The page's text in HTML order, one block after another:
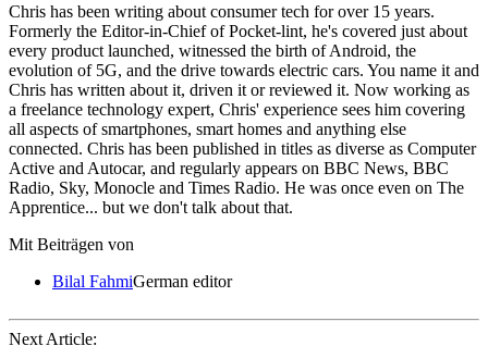
Chris has been writing about consumer tech for over 15 years.
Formerly the Editor-in-Chief of Pocket-lint, he's covered just about
every product launched, witnessed the birth of Android, the
evolution of 5G, and the drive towards electric cars. You name it and
Chris has written about it, driven it or reviewed it. Now working as
a freelance technology expert, Chris' experience sees him covering
all aspects of smartphones, smart homes and anything else
connected. Chris has been published in titles as diverse as Computer
Active and Autocar, and regularly appears on BBC News, BBC
Radio, Sky, Monocle and Times Radio. He was once even on The
Apprentice... but we don't talk about that.
Mit Beiträgen von
Bilal FahmiGerman editor
Next Article: